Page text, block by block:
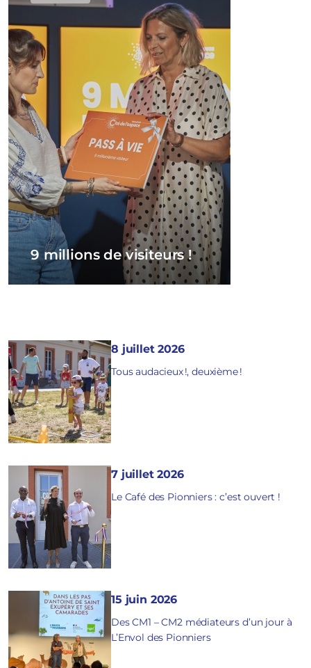
9 millions de visiteurs !
8 juillet 2026
Tous audacieux !, deuxième !
7 juillet 2026
Le Café des Pionniers : c’est ouvert !
15 juin 2026
Des CM1 – CM2 médiateurs d’un jour à
L’Envol des Pionniers